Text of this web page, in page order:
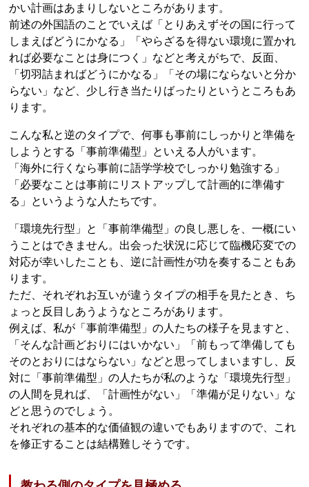
かい計画はあまりしないところがあります。
前述の外国語のことでいえば「とりあえずその国に行って
しまえばどうにかなる」「やらざるを得ない環境に置かれ
れば必要なことは身につく」などと考えがちで、反面、
「切羽詰まればどうにかなる」「その場にならないと分か
らない」など、少し行き当たりばったりというところもあ
ります。
こんな私と逆のタイプで、何事も事前にしっかりと準備を
しようとする「事前準備型」といえる人がいます。
「海外に行くなら事前に語学学校でしっかり勉強する」
「必要なことは事前にリストアップして計画的に準備す
る」というような人たちです。
「環境先行型」と「事前準備型」の良し悪しを、一概にい
うことはできません。出会った状況に応じて臨機応変での
対応が幸いしたことも、逆に計画性が功を奏することもあ
ります。
ただ、それぞれお互いが違うタイプの相手を見たとき、ち
ょっと反目しあうようなところがあります。
例えば、私が「事前準備型」の人たちの様子を見ますと、
「そんな計画どおりにはいかない」「前もって準備しても
そのとおりにはならない」などと思ってしまいますし、反
対に「事前準備型」の人たちが私のような「環境先行型」
の人間を見れば、「計画性がない」「準備が足りない」な
どと思うのでしょう。
それぞれの基本的な価値観の違いでもありますので、これ
を修正することは結構難しそうです。